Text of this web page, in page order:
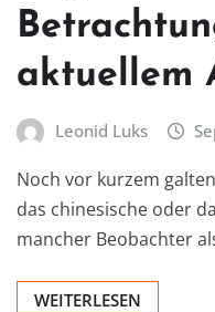
aktuellem
Leonid Luks
Noch vor kurzem
das chinesische oder
mancher Beobachter
WEITERLESEN